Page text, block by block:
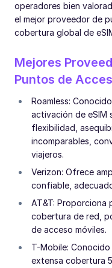
operadores bien
el mejor proveedor de
cobertura global de
Mejores
Puntos de
Roamless:
activación de eSIM
flexibilidad,
incomparables,
viajeros.
Verizon: Ofrece
confiable,
AT&T: Proporciona
cobertura de red,
de acceso móviles.
T-Mobile:
extensa cobertura